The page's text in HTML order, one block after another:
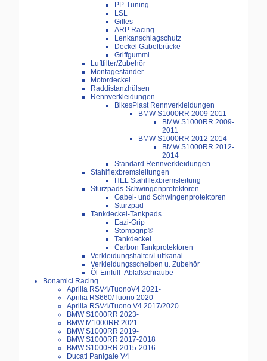
PP-Tuning
LSL
Gilles
ARP Racing
Lenkanschlagschutz
Deckel Gabelbrücke
Griffgummi
Luftfilter/Zubehör
Montageständer
Motordeckel
Raddistanzhülsen
Rennverkleidungen
BikesPlast Rennverkleidungen
BMW S1000RR 2009-2011
BMW S1000RR 2009-
2011
BMW S1000RR 2012-2014
BMW S1000RR 2012-
2014
Standard Rennverkleidungen
Stahlflexbremsleitungen
HEL Stahlflexbremsleitung
Sturzpads-Schwingenprotektoren
Gabel- und Schwingenprotektoren
Sturzpad
Tankdeckel-Tankpads
Eazi-Grip
Stompgrip®
Tankdeckel
Carbon Tankprotektoren
Verkleidungshalter/Luftkanal
Verkleidungsscheiben u. Zubehör
Öl-Einfüll- Ablaßschraube
Bonamici Racing
Aprilia RSV4/TuonoV4 2021-
Aprilia RS660/Tuono 2020-
Aprilia RSV4/Tuono V4 2017/2020
BMW S1000RR 2023-
BMW M1000RR 2021-
BMW S1000RR 2019-
BMW S1000RR 2017-2018
BMW S1000RR 2015-2016
Ducati Panigale V4